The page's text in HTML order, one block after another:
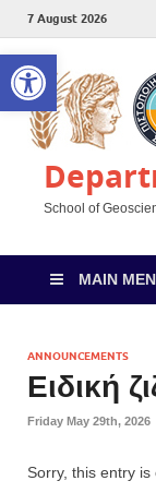
Open toolbar
7 August 2026
School of
MAIN
ANNOUNCEMENTS
Ειδική
Friday May 29th, 2026
Sorry, this entry